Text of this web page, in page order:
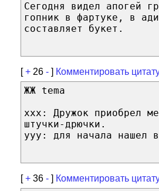
Сегодня видел апогей
гопник в фартуке, в
составляет букет.
[+ 26 - ] Комментировать
ЖЖ tema
xxx: Дружок приобрел
штучки-дрючки.
yyy: для начала нашел в
[+ 36 - ] Комментировать